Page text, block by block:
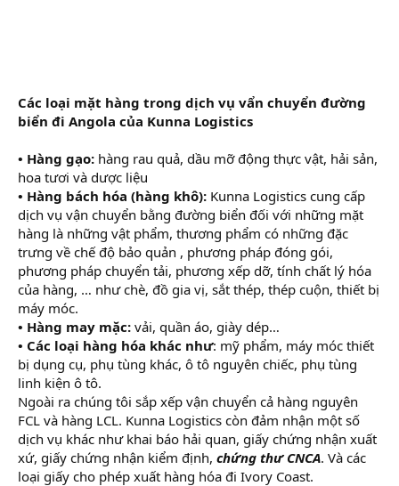
Các loại mặt hàng trong dịch vụ vẩn chuyển đường
biển đi Angola của Kunna Logistics
• Hàng gạo: hàng rau quả, dầu mỡ động thực vật, hải sản,
hoa tươi và dược liệu
• Hàng bách hóa (hàng khô): Kunna Logistics cung cấp
dịch vụ vận chuyển bằng đường biển đối với những mặt
hàng là những vật phẩm, thương phẩm có những đặc
trưng về chế độ bảo quản , phương pháp đóng gói,
phương pháp chuyển tải, phương xếp dỡ, tính chất lý hóa
của hàng, … như chè, đồ gia vị, sắt thép, thép cuộn, thiết bị
máy móc.
• Hàng may mặc: vải, quần áo, giày dép…
• Các loại hàng hóa khác như: mỹ phẩm, máy móc thiết
bị dụng cụ, phụ tùng khác, ô tô nguyên chiếc, phụ tùng
linh kiện ô tô.
Ngoài ra chúng tôi sắp xếp vận chuyển cả hàng nguyên
FCL và hàng LCL. Kunna Logistics còn đảm nhận một số
dịch vụ khác như khai báo hải quan, giấy chứng nhận xuất
xứ, giấy chứng nhận kiểm định, chứng thư CNCA. Và các
loại giấy cho phép xuất hàng hóa đi Ivory Coast.